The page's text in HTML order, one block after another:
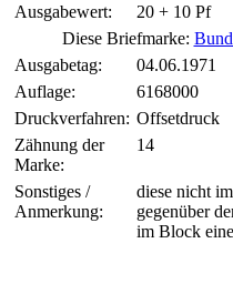
Ausgabewert:
20 + 10 Pf
Diese Briefmarke:
Ausgabetag:
04.06.1971
Auflage:
6168000
Druckverfahren: Offsetdruck
Zähnung der
Marke:
14
Sonstiges /
Anmerkung:
diese nicht
gegenüber
im Block